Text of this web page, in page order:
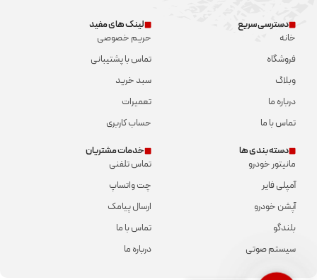
دسترسی سریع
خانه
فروشگاه
وبلاگ
درباره ما
تماس با ما
لینک های مفید
حریم خصوصی
تماس با پشتیبانی
سبد خرید
تعمیرات
حساب کاربری
دسته بندی ها
مانیتور خودرو
آمپلی فایر
آپشن خودرو
بلندگو
سیستم صوتی
خدمات مشتریان
تماس تلفنی
چت واتساپ
ارسال پیامک
تماس با ما
درباره ما